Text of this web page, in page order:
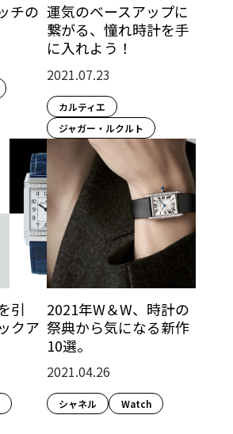
チの 運気のベースアップに
繋がる、憧れ時計を手
に入れよう！
2021.07.23
カルティエ
ジャガー・ルクルト
引
クア
2021年W＆W、時計の
祭典から気になる新作
10選。
2021.04.26
シャネル Watch